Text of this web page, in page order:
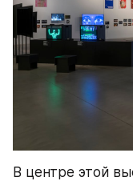
В центре этой